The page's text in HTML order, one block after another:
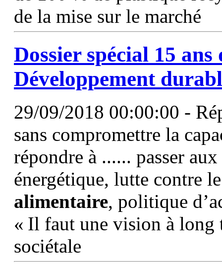
de la mise sur le marché
Dossier spécial 15
Développement
29/09/2018 00:00:00 -
sans compromettre la
répondre à ...... passer
énergétique, lutte contre
alimentaire, politique
« Il faut une vision à long
sociétale